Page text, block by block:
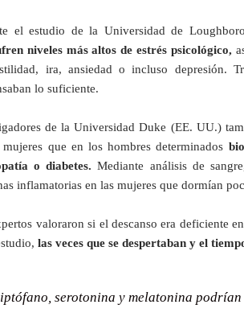
el estudio de la Universidad de
niveles más altos de estrés psicológico,
ira, ansiedad o incluso depresión.
lo suficiente.
de la Universidad Duke (EE. UU.)
que en los hombres determinados
o diabetes. Mediante análisis de
inflamatorias en las mujeres que dormían
valoraron si el descanso era deficiente
las veces que se despertaban y el
serotonina y melatonina